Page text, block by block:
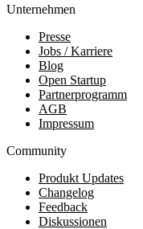
Unternehmen
Presse
Jobs / Karriere
Blog
Open Startup
Partnerprogramm
AGB
Impressum
Community
Produkt Updates
Changelog
Feedback
Diskussionen